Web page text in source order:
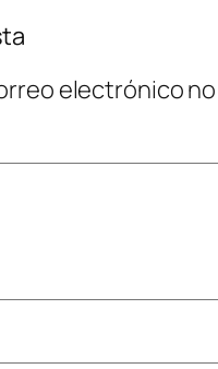
electrónico